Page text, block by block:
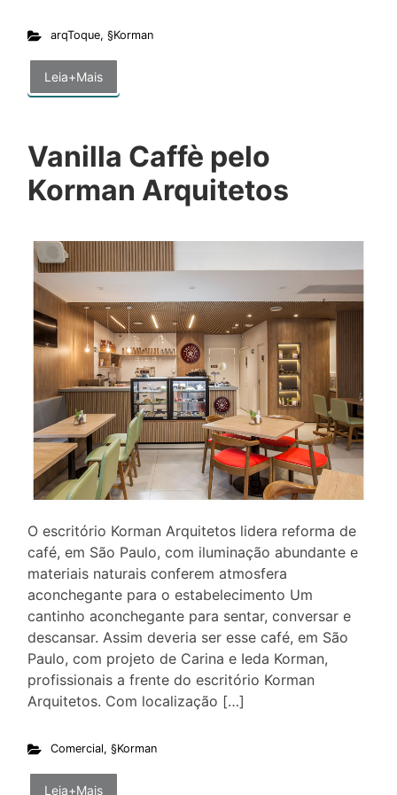
arqToque, §Korman
Leia+Mais
Vanilla Caffè pelo
Korman Arquitetos
O escritório Korman Arquitetos lidera reforma de
café, em São Paulo, com iluminação abundante e
materiais naturais conferem atmosfera
aconchegante para o estabelecimento Um
cantinho aconchegante para sentar, conversar e
descansar. Assim deveria ser esse café, em São
Paulo, com projeto de Carina e Ieda Korman,
profissionais a frente do escritório Korman
Arquitetos. Com localização […]
Comercial, §Korman
Leia+Mais